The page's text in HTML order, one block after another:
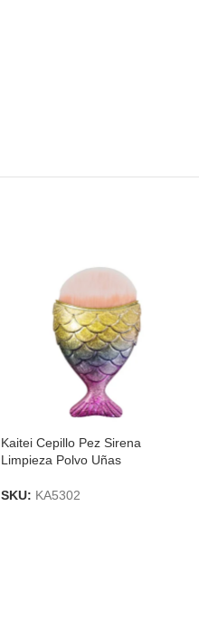
Kaitei Cepillo Pez Sirena
Limpieza Polvo Uñas
SKU: KA5302